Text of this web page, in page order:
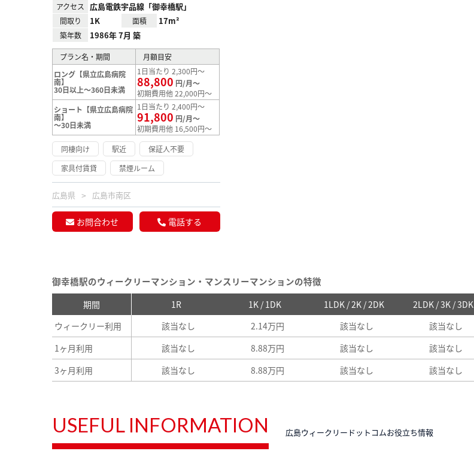
アクセス 広島電鉄宇品線「御幸橋駅」
間取り 1K 面積 17m²
築年数 1986年 7月 築
プラン名・期間
月額目安
ロング【県立広島病院
南】
30日以上～360日未満
1日当たり 2,300円～
88,800 円/月～
初期費用他 22,000円～
ショート【県立広島病院
南】
～30日未満
1日当たり 2,400円～
91,800 円/月～
初期費用他 16,500円～
同棲向け
駅近
保証人不要
家具付賃貸
禁煙ルーム
広島県 広島市南区
お問合わせ 電話する
御幸橋駅のウィークリーマンション・マンスリーマンションの特徴
期間 1R 1K / 1DK 1LDK / 2K / 2DK 2LDK / 3K / 3DK
ウィークリー利用
該当なし 2.14万円 該当なし 該当なし
1ヶ月利用
該当なし 8.88万円 該当なし 該当なし
3ヶ月利用
該当なし 8.88万円 該当なし 該当なし
USEFUL INFORMATION 広島ウィークリードットコムお役立ち情報